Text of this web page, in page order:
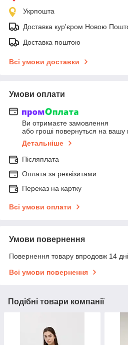
Укрпошта
Доставка кур'єром Новою
Доставка поштою
Всі умови доставки
Умови оплати
Ви отримаєте замовлення
або гроші повернуться на вашу
Детальніше
Післяплата
Оплата за реквізитами
Переказ на картку
Всі умови оплати
Умови повернення
Повернення товару впродовж 14
Всі умови повернення
Подібні товари компанії